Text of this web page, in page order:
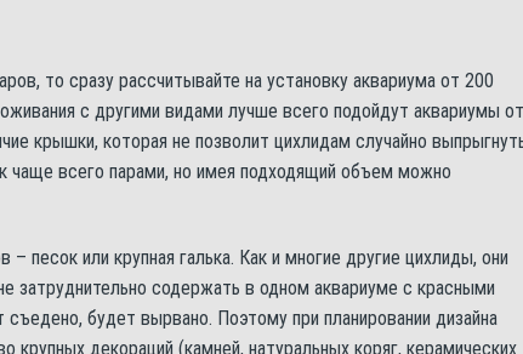
то сразу рассчитывайте на установку аквариума от 200
с другими видами лучше всего подойдут аквариумы от
крышки, которая не позволит цихлидам случайно
чаще всего парами, но имея подходящий объем можно
песок или крупная галька. Как и многие другие цихлиды, они
затруднительно содержать в одном аквариуме с красными
будет вырвано. Поэтому при планировании дизайна
декораций (камней, натуральных коряг, керамических